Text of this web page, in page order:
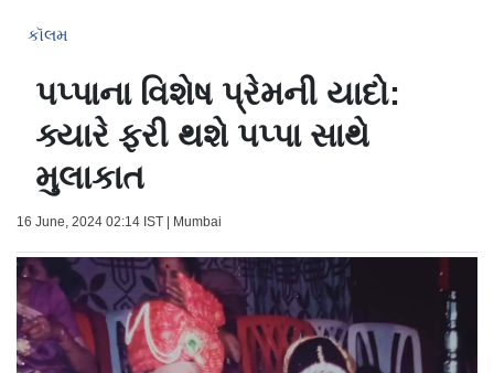
કૉલમ
પપ્પાના વિશેષ પ્રેમની યાદો:
ક્યારે ફરી થશે પપ્પા સાથે
મુલાકાત
16 June, 2024 02:14 IST | Mumbai